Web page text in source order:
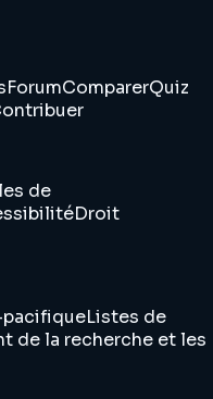
ForumComparerQuiz
de
Droit
Listes de
de la recherche et les